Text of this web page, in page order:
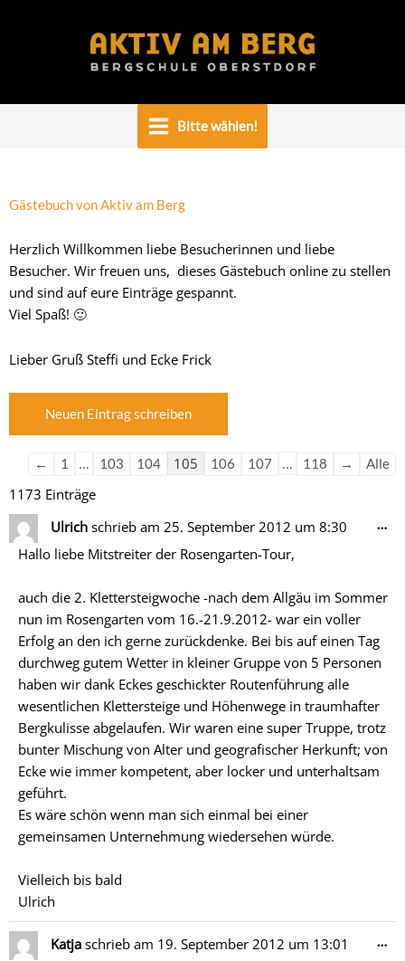
Bitte wählen!
Gästebuch von Aktiv am Berg
Herzlich Willkommen liebe Besucherinnen und liebe
Besucher. Wir freuen uns, dieses Gästebuch online zu stellen
und sind auf eure Einträge gespannt.
Viel Spaß! 🙂
Lieber Gruß Steffi und Ecke Frick
← 1 … 103 104 105 106 107 … 118 → Alle
1173 Einträge
Ulrich schrieb am 25. September 2012 um 8:30
Hallo liebe Mitstreiter der Rosengarten-Tour,
auch die 2. Klettersteigwoche -nach dem Allgäu im Sommer
nun im Rosengarten vom 16.-21.9.2012- war ein voller
Erfolg an den ich gerne zurückdenke. Bei bis auf einen Tag
durchweg gutem Wetter in kleiner Gruppe von 5 Personen
haben wir dank Eckes geschickter Routenführung alle
wesentlichen Klettersteige und Höhenwege in traumhafter
Bergkulisse abgelaufen. Wir waren eine super Truppe, trotz
bunter Mischung von Alter und geografischer Herkunft; von
Ecke wie immer kompetent, aber locker und unterhaltsam
geführt.
Es wäre schön wenn man sich einmal bei einer
gemeinsamen Unternehmung wiedersehen würde.
Vielleich bis bald
Ulrich
…
Katja schrieb am 19. September 2012 um 13:01
…